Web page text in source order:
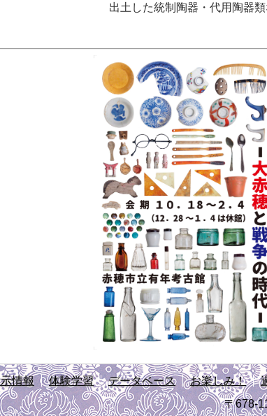
出土した統制陶器・代用陶器
情報 体験学習 データベース お楽しみ！
〒678-